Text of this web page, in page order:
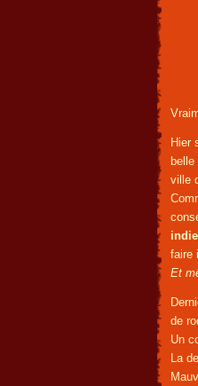
Hier
ville
faire
Et
de
Un
La